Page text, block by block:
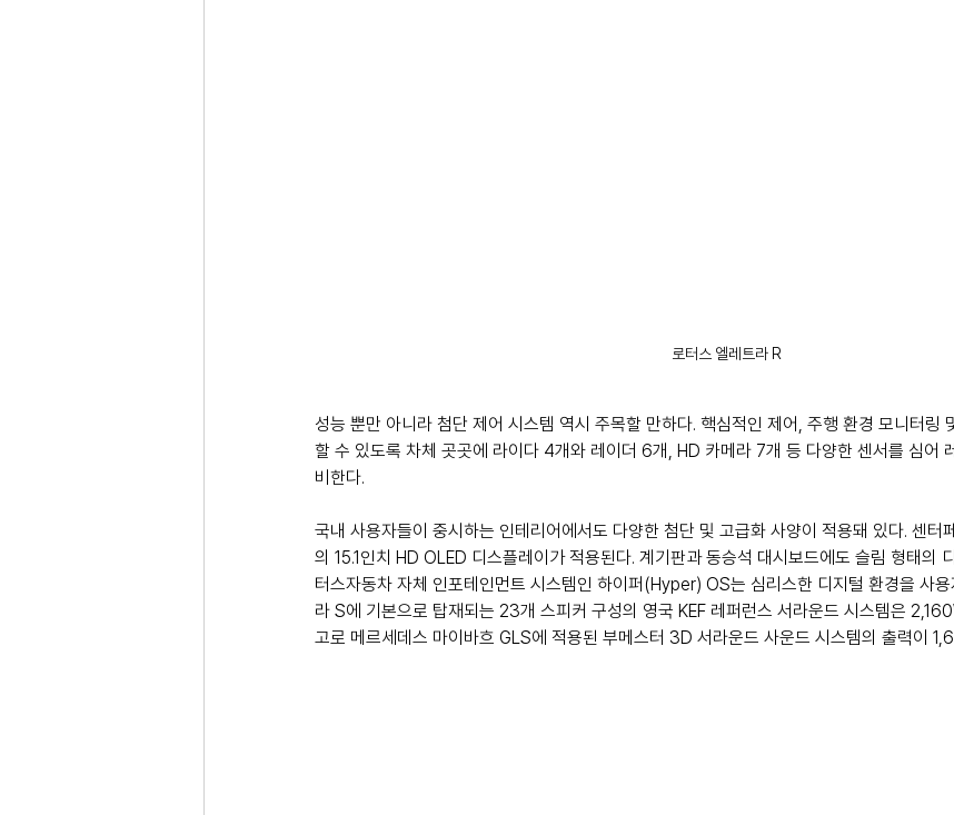
로터스 엘레트라 R
성능 뿐만 아니라 첨단 제어 시스템 역시 주목할 만하다. 핵심적인 제어, 주행 환경 모니터링
할 수 있도록 차체 곳곳에 라이다 4개와 레이더 6개, HD 카메라 7개 등 다양한 센서를 심어
비한다.
국내 사용자들이 중시하는 인테리어에서도 다양한 첨단 및 고급화 사양이 적용돼 있다. 센터
의 15.1인치 HD OLED 디스플레이가 적용된다. 계기판과 동승석 대시보드에도 슬림 형태의
터스자동차 자체 인포테인먼트 시스템인 하이퍼(Hyper) OS는 심리스한 디지털 환경을 사
라 S에 기본으로 탑재되는 23개 스피커 구성의 영국 KEF 레퍼런스 서라운드 시스템은
고로 메르세데스 마이바흐 GLS에 적용된 부메스터 3D 서라운드 사운드 시스템의 출력이